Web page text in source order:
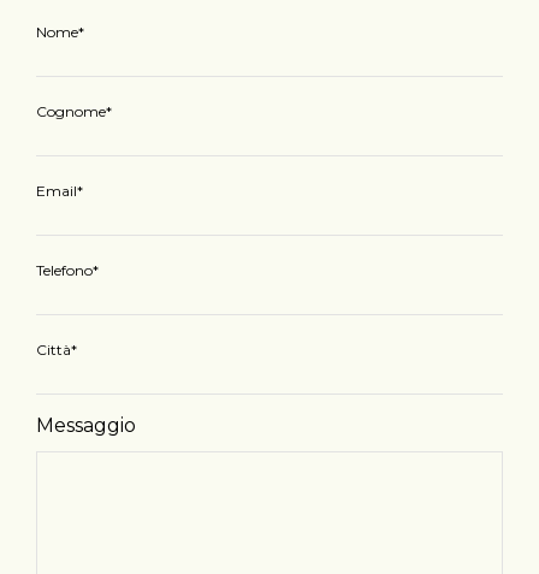
Nome
Cognome
Email
Telefono
Città
Messaggio